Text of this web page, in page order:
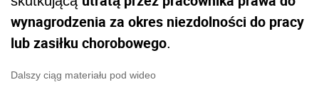
wynagrodzenia za okres niezdolności do pracy
lub zasiłku chorobowego.
Dalszy ciąg materiału pod wideo